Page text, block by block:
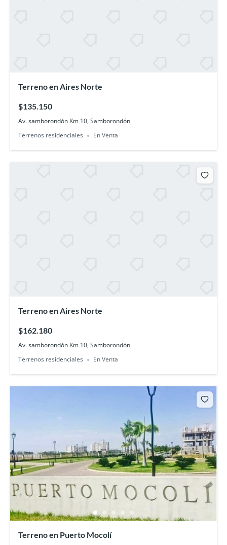
Terreno en Aires Norte
$135.150
Av. samborondón Km 10, Samborondón
Terrenos residenciales
En Venta
Terreno en Aires Norte
$162.180
Av. samborondón Km 10, Samborondón
Terrenos residenciales
En Venta
Terreno en Puerto Mocolí